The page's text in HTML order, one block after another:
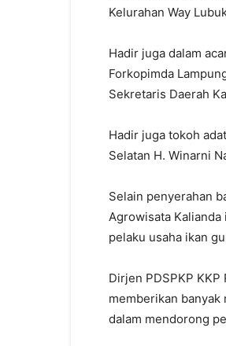
Kelurahan Way
Hadir juga dalam
Forkopimda
Sekretaris Daerah
Hadir juga tokoh
Selatan H. Winarni
Selain penyerahan
Agrowisata Kalianda
pelaku usaha ikan
Dirjen PDSPKP
memberikan banyak
dalam mendorong